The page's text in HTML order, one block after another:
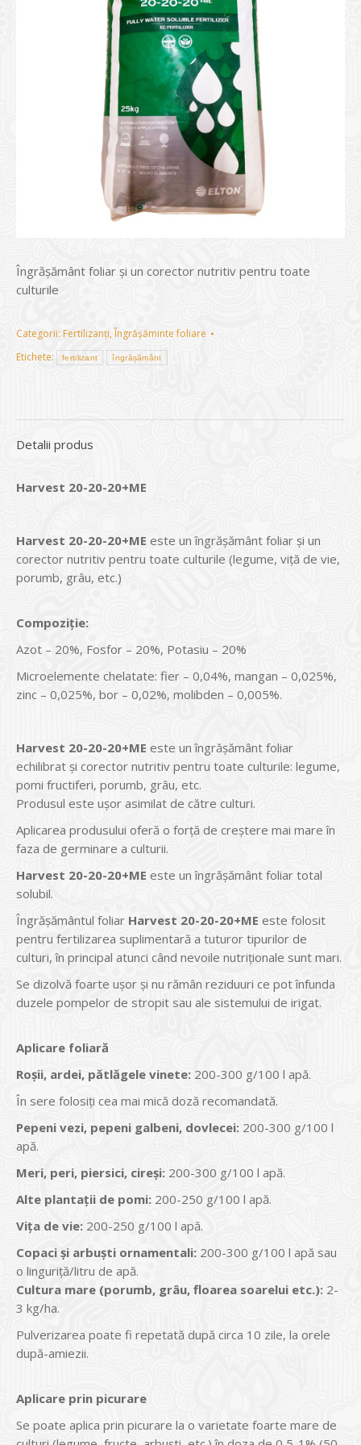
Îngrășământ foliar şi un corector nutritiv pentru toate
culturile
Categorii: Fertilizanți,Îngrășăminte foliare
Etichete:
fertilizant îngrășământ
Detalii produs
Harvest 20-20-20+ME
Harvest 20-20-20+ME este un îngrăşământ foliar şi un
corector nutritiv pentru toate culturile (legume, viţă de vie,
porumb, grâu, etc.)
Compoziţie:
Azot – 20%, Fosfor – 20%, Potasiu – 20%
Microelemente chelatate: fier – 0,04%, mangan – 0,025%,
zinc – 0,025%, bor – 0,02%, molibden – 0,005%.
Harvest 20-20-20+ME este un îngrăşământ foliar
echilibrat şi corector nutritiv pentru toate culturile: legume,
pomi fructiferi, porumb, grâu, etc.
Produsul este ușor asimilat de către culturi.
Aplicarea produsului oferă o forţă de creştere mai mare în
faza de germinare a culturii.
Harvest 20-20-20+ME este un îngrăşământ foliar total
solubil.
Îngrăşământul foliar Harvest 20-20-20+ME este folosit
pentru fertilizarea suplimentară a tuturor tipurilor de
culturi, în principal atunci când nevoile nutriţionale sunt mari.
Se dizolvă foarte uşor şi nu rămân reziduuri ce pot înfunda
duzele pompelor de stropit sau ale sistemului de irigat.
Aplicare foliară
Roşii, ardei, pătlăgele vinete: 200-300 g/100 l apă.
În sere folosiţi cea mai mică doză recomandată.
Pepeni vezi, pepeni galbeni, dovlecei: 200-300 g/100 l
apă.
Meri, peri, piersici, cireşi: 200-300 g/100 l apă.
Alte plantaţii de pomi: 200-250 g/100 l apă.
Viţa de vie: 200-250 g/100 l apă.
Copaci şi arbuşti ornamentali: 200-300 g/100 l apă sau
o linguriţă/litru de apă.
Cultura mare (porumb, grâu, floarea soarelui etc.): 2-
3 kg/ha.
Pulverizarea poate fi repetată după circa 10 zile, la orele
după-amiezii.
Aplicare prin picurare
Se poate aplica prin picurare la o varietate foarte mare de